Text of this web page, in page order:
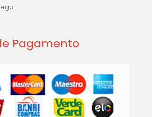
Pagamento